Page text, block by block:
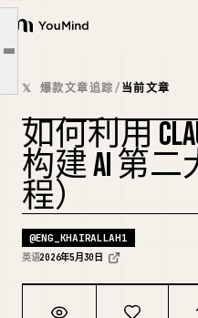
YouMind
概览
使用案例
技能
提示词
第二步：开始正确地记笔记
第四步：构建你的第一个 AI 工作流
第七步：复利效应
𝕏 爆款文章追踪/当前文章
如何利用
构建 AI 第
程）
@ENG_KHAIRALLAH1
英语2026年5月30日